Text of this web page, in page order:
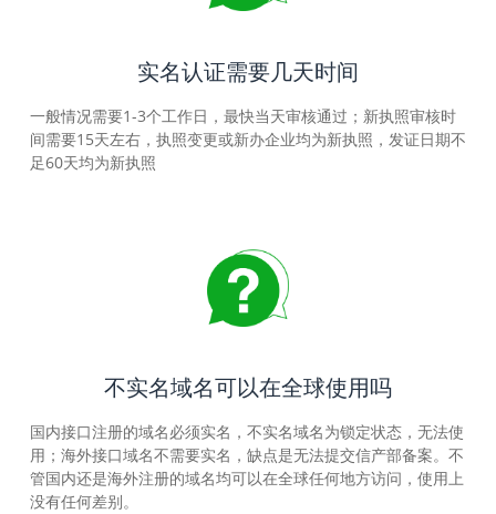
实名认证需要几天时间
一般情况需要1-3个工作日，最快当天审核通过；新执照审核时
间需要15天左右，执照变更或新办企业均为新执照，发证日期不
足60天均为新执照
不实名域名可以在全球使用吗
国内接口注册的域名必须实名，不实名域名为锁定状态，无法使
用；海外接口域名不需要实名，缺点是无法提交信产部备案。不
管国内还是海外注册的域名均可以在全球任何地方访问，使用上
没有任何差别。